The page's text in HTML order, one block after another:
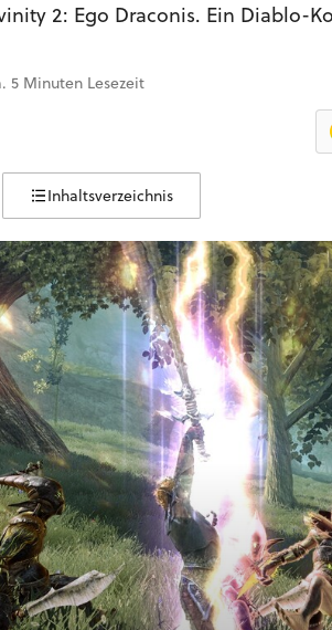
2: Ego Draconis. Ein Diablo-
5 Minuten Lesezeit
Inhaltsverzeichnis